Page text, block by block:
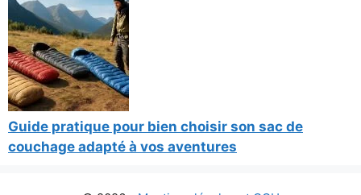
Guide pratique pour bien choisir son sac de
couchage adapté à vos aventures